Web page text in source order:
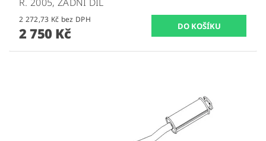
2 272,73 Kč bez DPH
2 750 Kč